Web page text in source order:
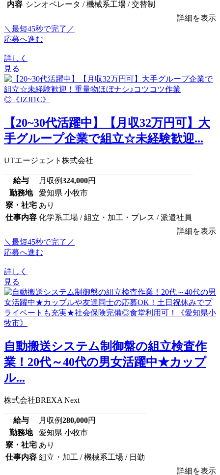
内容 シンオペレータ / 機械系工場 / 交替制
詳細を表示
＼最短45秒で完了／
応募へ進む
詳しく
見る
【20~30代活躍中】【月収32万円可】大
手グループ企業で組立☆未経験歓迎...
UTエージェント株式会社
給与 月収例324,000円
勤務地
愛知県 小牧市
寮・社宅 あり
仕事内容 化学系工場 / 組立・加工・プレス / 派遣社員
詳細を表示
＼最短45秒で完了／
応募へ進む
詳しく
見る
自動搬送システム制御盤の組立検査作
業！20代～40代の男女活躍中★カップ
ル...
株式会社BREXA Next
給与 月収例280,000円
勤務地
愛知県 小牧市
寮・社宅 あり
仕事内容 組立・加工 / 機械系工場 / 日勤
詳細を表示